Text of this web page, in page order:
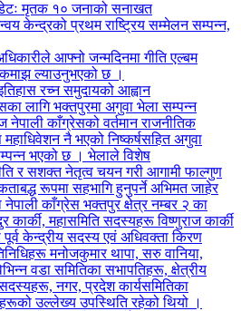
मृतक १० जनाको सनाखत
केन्द्रको प्रथम राष्ट्रिय सम्मेलन सम्पन्न,
आफ्नो जन्मदिनमा गीति एल्बम
ल्याउनुभएको छ ।
रच्न समुदायको आह्वान
लागि भक्तपुरमा अगुवा भेला सम्पन्न
काँग्रेसको वर्तमान राजनीतिक
नै भएको निष्कर्षसहित अगुवा
भएको छ । भेलाले विशेष
र सशक्त नेतृत्व चयन गरी आगामी फाल्गुण
रूपमा सहभागि हुनुपर्ने अभिमत जाहेर
नेपाली काँग्रेस भक्तपुर क्षेत्र नम्बर २ का
कार्की, महासमिति सदस्यहरू विष्णुराज कार्की
केन्द्रीय सदस्य एवं अधिवक्ता किरण
मनोजकुमार थापा, सरु वानिया,
वडा समितिका सभापतिहरू, क्षेत्रीय
सदस्यहरू, नगर, प्रदेश कार्यसमितिका
उल्लेख्य उपस्थिति रहेको थियो ।